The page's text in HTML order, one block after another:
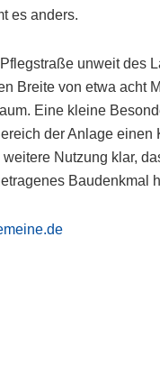
es anders.
unweit des
Breite von etwa acht
Eine kleine
der Anlage
Nutzung klar,
Baudenkmal